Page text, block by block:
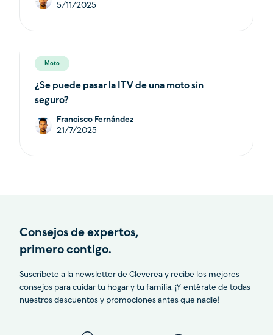
5/11/2025
Moto
¿Se puede pasar la ITV de una moto sin
seguro?
Francisco Fernández
21/7/2025
Consejos de expertos,
primero contigo.
Suscríbete a la newsletter de Cleverea y recibe los mejores
consejos para cuidar tu hogar y tu familia. ¡Y entérate de todas
nuestros descuentos y promociones antes que nadie!